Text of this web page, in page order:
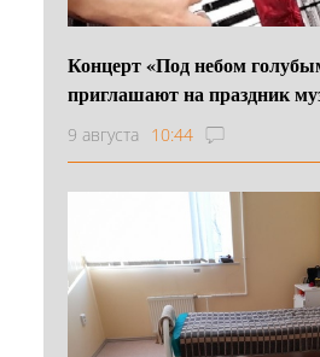
Концерт «Под небом
приглашают на праздник
9 августа 10:44